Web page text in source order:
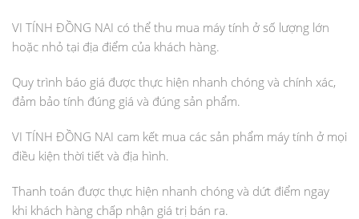
VI TÍNH ĐỒNG NAI có thể thu mua máy tính ở số lượng lớn
hoặc nhỏ tại địa điểm của khách hàng.
Quy trình báo giá được thực hiện nhanh chóng và chính xác,
đảm bảo tính đúng giá và đúng sản phẩm.
VI TÍNH ĐỒNG NAI cam kết mua các sản phẩm máy tính ở mọi
điều kiện thời tiết và địa hình.
Thanh toán được thực hiện nhanh chóng và dứt điểm ngay
khi khách hàng chấp nhận giá trị bán ra.